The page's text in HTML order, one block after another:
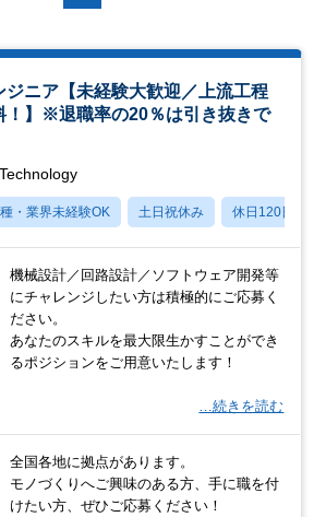
ジニア【未経験大歓迎／上流工程
！】※退職率の20％は引き抜きで
・業界未経験OK 土日祝休み 休日120日以上
機械設計／回路設計／ソフトウェア開発等
にチャレンジしたい方は積極的にご応募く
ださい。
あなたのスキルを最大限生かすことができ
るポジションをご用意いたします！
…続きを読む
全国各地に拠点があります。
モノづくりへご興味のある方、手に職を付
けたい方、ぜひご応募ください！